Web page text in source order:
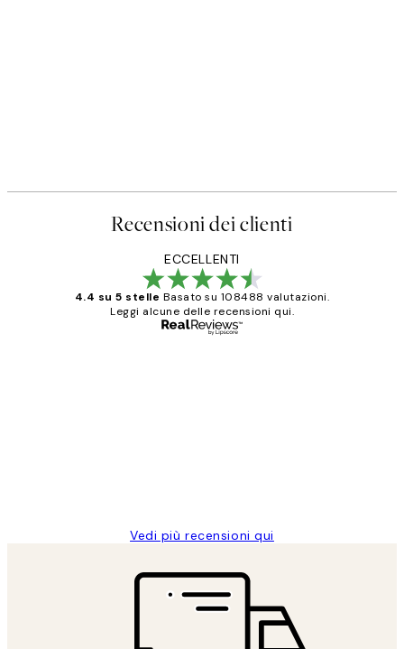
Recensioni dei clienti
ECCELLENTI
4.4 su 5 stelle Basato su 108488 valutazioni.
Leggi alcune delle recensioni qui.
Vedi più recensioni qui